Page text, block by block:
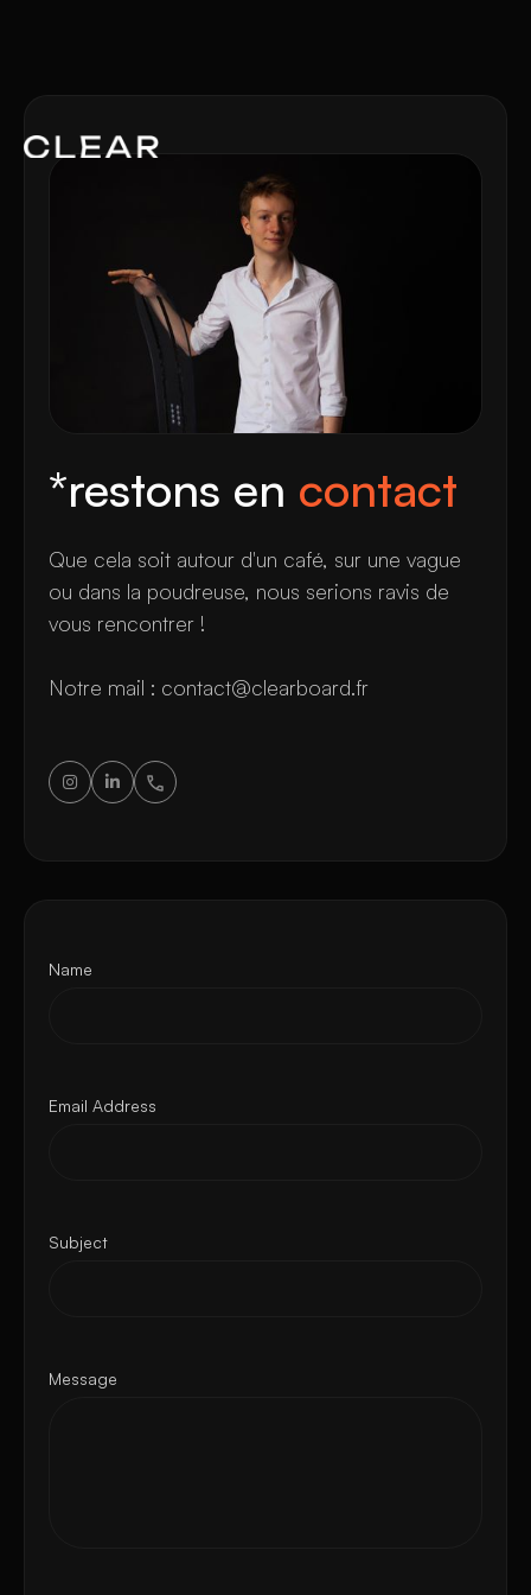
*restons en contact
Que cela soit autour d'un café, sur une vague
ou dans la poudreuse, nous serions ravis de
vous rencontrer !
Notre mail : contact@clearboard.fr
 
Name
Email Address
Subject
Message